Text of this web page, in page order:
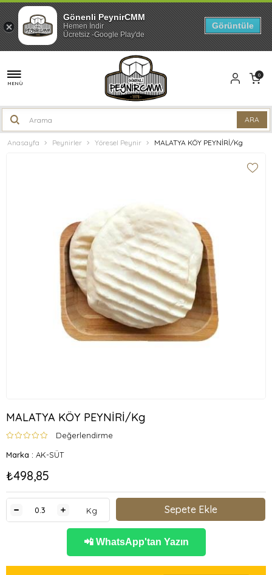
MENÜ
0
Anasayfa Peynirler Yöresel Peynir MALATYA KÖY PEYNİRİ/Kg
MALATYA KÖY PEYNİRİ/Kg
Değerlendirme
Marka : AK-SÜT
₺498,85
Kg
📲 WhatsApp'tan Yazın
Gönenli PeynirCMM
Hemen İndir
Ücretsiz -Google Play'de
Görüntüle